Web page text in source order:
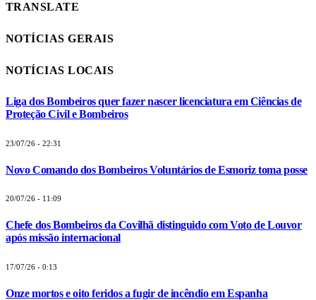
TRANSLATE
NOTÍCIAS GERAIS
NOTÍCIAS LOCAIS
Liga dos Bombeiros quer fazer nascer licenciatura em Ciências de
Proteção Civil e Bombeiros
23/07/26 - 22:31
Novo Comando dos Bombeiros Voluntários de Esmoriz toma posse
20/07/26 - 11:09
Chefe dos Bombeiros da Covilhã distinguido com Voto de Louvor
após missão internacional
17/07/26 - 0:13
Onze mortos e oito feridos a fugir de incêndio em Espanha